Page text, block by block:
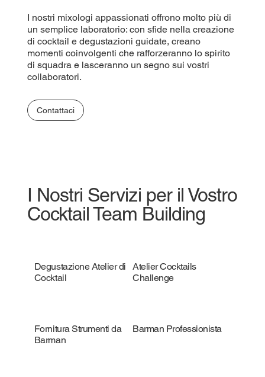
I nostri mixologi appassionati offrono molto più di
un semplice laboratorio: con sfide nella creazione
di cocktail e degustazioni guidate, creano
momenti coinvolgenti che rafforzeranno lo spirito
di squadra e lasceranno un segno sui vostri
collaboratori.
Contattaci
I Nostri Servizi per il Vostro
Cocktail Team Building
Degustazione Atelier di
Cocktail
Atelier Cocktails
Challenge
Fornitura Strumenti da
Barman
Barman Professionista